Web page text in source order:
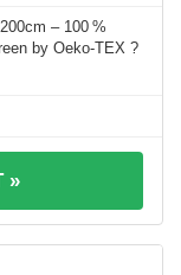
– 100 %
by Oeko-TEX ?
»